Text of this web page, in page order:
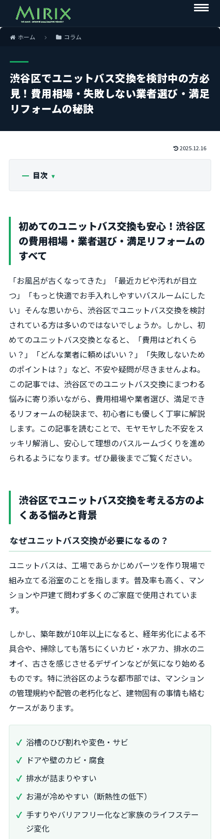
ホーム コラム
渋谷区でユニットバス交換を検討中の方必
見！費用相場・失敗しない業者選び・満足
リフォームの秘訣
2025.12.16
目次
初めてのユニットバス交換も安心！渋谷区
の費用相場・業者選び・満足リフォームの
すべて
「お風呂が古くなってきた」「最近カビや汚れが目立
つ」「もっと快適でお手入れしやすいバスルームにした
い」そんな思いから、渋谷区でユニットバス交換を検討
されている方は多いのではないでしょうか。しかし、初
めてのユニットバス交換となると、「費用はどれくら
い？」「どんな業者に頼めばいい？」「失敗しないため
のポイントは？」など、不安や疑問が尽きませんよね。
この記事では、渋谷区でのユニットバス交換にまつわる
悩みに寄り添いながら、費用相場や業者選び、満足でき
るリフォームの秘訣まで、初心者にも優しく丁寧に解説
します。この記事を読むことで、モヤモヤした不安をス
ッキリ解消し、安心して理想のバスルームづくりを進め
られるようになります。ぜひ最後までご覧ください。
渋谷区でユニットバス交換を考える方のよ
くある悩みと背景
なぜユニットバス交換が必要になるの？
ユニットバスは、工場であらかじめパーツを作り現場で
組み立てる浴室のことを指します。普及率も高く、マン
ションや戸建て問わず多くのご家庭で使用されていま
す。
しかし、築年数が10年以上になると、経年劣化による不
具合や、掃除しても落ちにくいカビ・水アカ、排水のニ
オイ、古さを感じさせるデザインなどが気になり始める
ものです。特に渋谷区のような都市部では、マンション
の管理規約や配管の老朽化など、建物固有の事情も絡む
ケースがあります。
浴槽のひび割れや変色・サビ
ドアや壁のカビ・腐食
排水が詰まりやすい
お湯が冷めやすい（断熱性の低下）
手すりやバリアフリー化など家族のライフステー
ジ変化